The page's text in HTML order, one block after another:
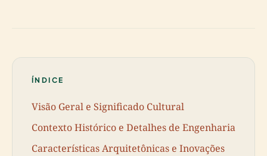
ÍNDICE
Visão Geral e Significado Cultural
Contexto Histórico e Detalhes de Engenharia
Características Arquitetônicas e Inovações